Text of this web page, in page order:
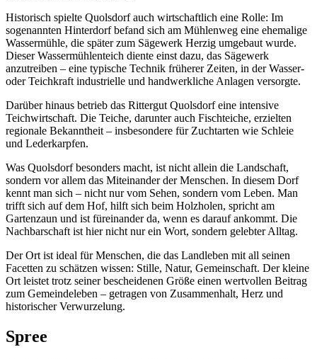
Historisch spielte Quolsdorf auch wirtschaftlich eine Rolle: Im
sogenannten Hinterdorf befand sich am Mühlenweg eine ehemalige
Wassermühle, die später zum Sägewerk Herzig umgebaut wurde.
Dieser Wassermühlenteich diente einst dazu, das Sägewerk
anzutreiben – eine typische Technik früherer Zeiten, in der Wasser-
oder Teichkraft industrielle und handwerkliche Anlagen versorgte.
Darüber hinaus betrieb das Rittergut Quolsdorf eine intensive
Teichwirtschaft. Die Teiche, darunter auch Fischteiche, erzielten
regionale Bekanntheit – insbesondere für Zuchtarten wie Schleie
und Lederkarpfen.
Was Quolsdorf besonders macht, ist nicht allein die Landschaft,
sondern vor allem das Miteinander der Menschen. In diesem Dorf
kennt man sich – nicht nur vom Sehen, sondern vom Leben. Man
trifft sich auf dem Hof, hilft sich beim Holzholen, spricht am
Gartenzaun und ist füreinander da, wenn es darauf ankommt. Die
Nachbarschaft ist hier nicht nur ein Wort, sondern gelebter Alltag.
Der Ort ist ideal für Menschen, die das Landleben mit all seinen
Facetten zu schätzen wissen: Stille, Natur, Gemeinschaft. Der kleine
Ort leistet trotz seiner bescheidenen Größe einen wertvollen Beitrag
zum Gemeindeleben – getragen von Zusammenhalt, Herz und
historischer Verwurzelung.
Spree